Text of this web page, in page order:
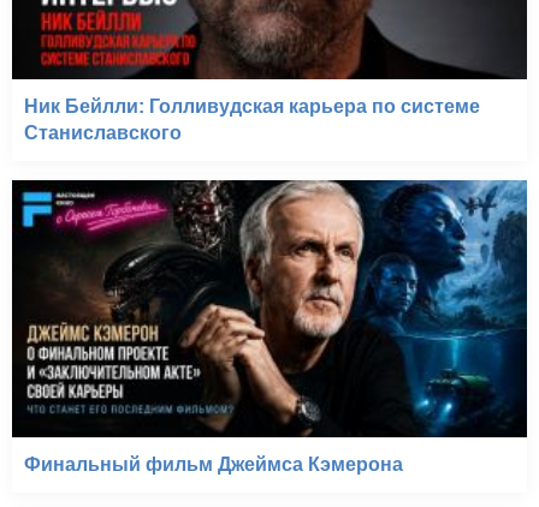
Ник Бейлли: Голливудская карьера по системе
Станиславского
Финальный фильм Джеймса Кэмерона